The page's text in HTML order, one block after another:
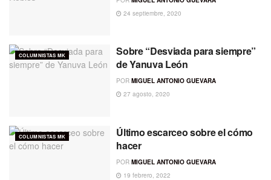
24 septiembre, 2020
COLUMNISTAS MK
Sobre “Desviada para siempre”
de Yanuva León
POR MIGUEL ANTONIO GUEVARA
27 agosto, 2020
COLUMNISTAS MK
Último escarceo sobre el cómo
hacer
POR MIGUEL ANTONIO GUEVARA
19 febrero, 2022